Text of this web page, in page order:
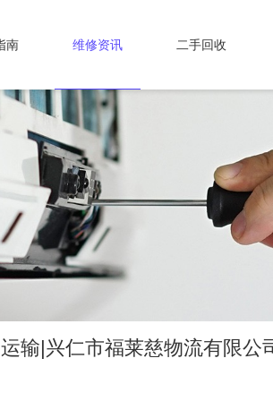
南 维修资讯 二手回收
输|兴仁市福莱慈物流有限公